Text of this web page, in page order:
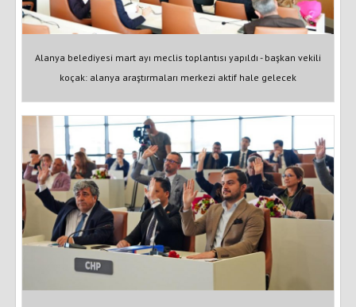
Alanya belediyesi mart ayı meclis toplantısı yapıldı - başkan vekili
koçak: alanya araştırmaları merkezi aktif hale gelecek